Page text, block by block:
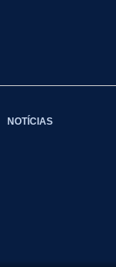
NOTÍCIAS